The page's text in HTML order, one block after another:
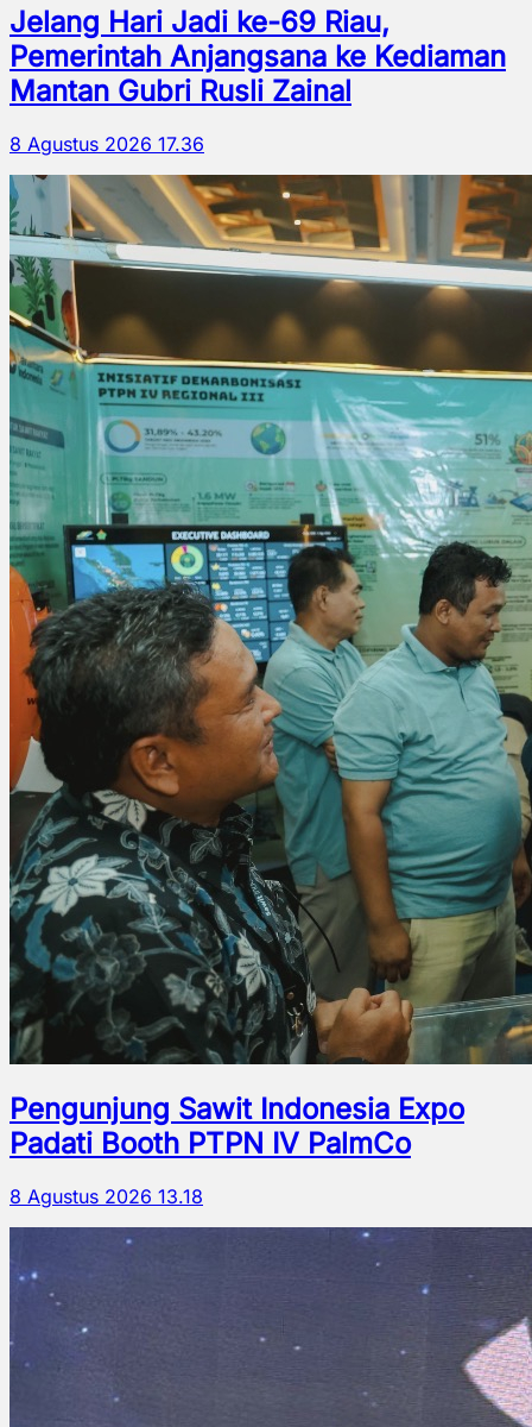
Jelang Hari Jadi ke-69 Riau,
Pemerintah Anjangsana ke Kediaman
Mantan Gubri Rusli Zainal
8 Agustus 2026 17.36
Pengunjung Sawit Indonesia Expo
Padati Booth PTPN IV PalmCo
8 Agustus 2026 13.18